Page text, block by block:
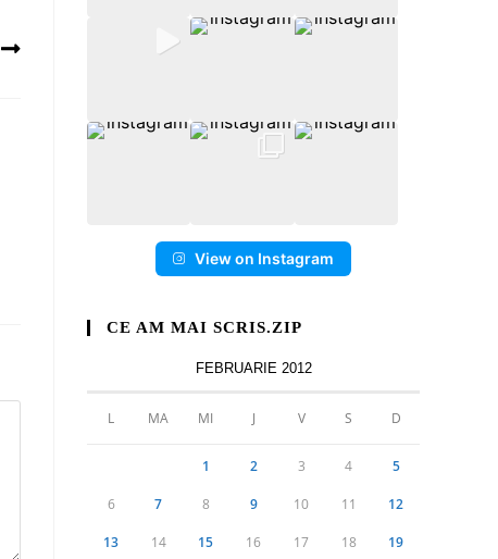
View on Instagram
CE AM MAI SCRIS.ZIP
FEBRUARIE 2012
L MA MI J V S D
1 2 3 4 5
6 7 8 9 10 11 12
13 14 15 16 17 18 19